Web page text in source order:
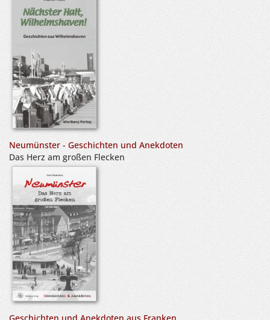
Neumünster - Geschichten und Anekdoten
Das Herz am großen Flecken